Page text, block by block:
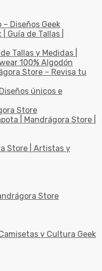
Diseños Geek
Guía de Tallas |
Tallas y Medidas |
100% Algodón
Store – Revisa tu
únicos e
Store
| Mandrágora Store |
Store | Artistas y
Store
y Cultura Geek